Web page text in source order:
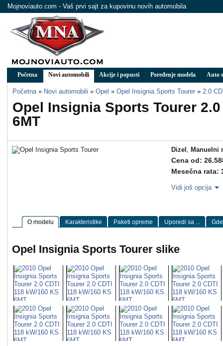
Mojnoviauto.com - Vaš prvi sajt za kupovinu novih automobila
Početna Novi automobili Akcije i popusti Poređenje modela Auto
Početna » Novi automobili » Opel » Opel Insignia Sports Tourer » 2.0
Opel Insignia Sports Tourer 2.0
6MT
Dizel , Manuelni
Cena od:
Mesečna rata:
Vidi još opcija
O modelu Karakteristike Paketi opreme Uporedi sa ...
Opel Insignia Sports Tourer slike